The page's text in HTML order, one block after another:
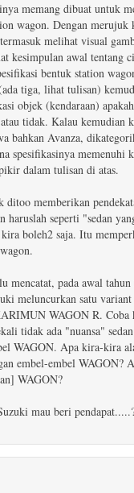
memang dibuat untuk
wagon. Dengan merujuk
melihat visual
kesimpulan awal tentang
bentuk station
tiga, lihat tulisan)
objek (kendaraan)
tidak. Kalau kemudian
bahkan Avanza,
spesifikasinya memenuhi
dalam tulisan di atas.
ditoo memberikan
haruslah seperti "sedan
boleh2 saja. Itu
mencatat, pada awal
meluncurkan satu
WAGON R. Coba
tidak ada "nuansa"
WAGON. Apa kira-kira
embel-embel WAGON?
WAGON?
mau beri